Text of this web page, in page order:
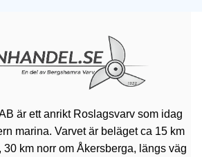
är ett anrikt Roslagsvarv som idag
marina. Varvet är beläget ca 15 km
km norr om Åkersberga, längs väg